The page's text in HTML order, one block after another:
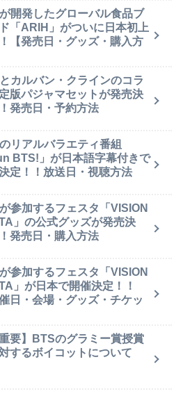
開発したグローバル食品ブ
「ARIH」がついに日本初上
【発売日・グッズ・購入方
カルバン・クラインのコラ
版パジャマセットが発売決
発売日・予約方法
リアルバラエティ番組
BTS!」が日本語字幕付きで
定！！放送日・視聴方法
参加するフェスタ「VISION
」の公式グッズが発売決
発売日・購入方法
参加するフェスタ「VISION
」が日本で開催決定！！
催日・会場・グッズ・チケッ
重要】BTSのグラミー賞授賞
するボイコットについて